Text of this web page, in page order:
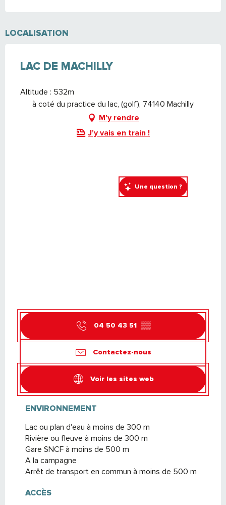
Une question ?
LOCALISATION
LAC DE MACHILLY
Altitude : 532m
à coté du practice du lac, (golf), 74140 Machilly
M'y rendre
J'y vais en train !
04 50 43 51 ▒▒
Contactez-nous
Voir les sites web
ENVIRONNEMENT
ENVIRONNEMENT
Lac ou plan d'eau à moins de 300 m
Rivière ou fleuve à moins de 300 m
Gare SNCF à moins de 500 m
A la campagne
Arrêt de transport en commun à moins de 500 m
ACCÈS
ACCÈS